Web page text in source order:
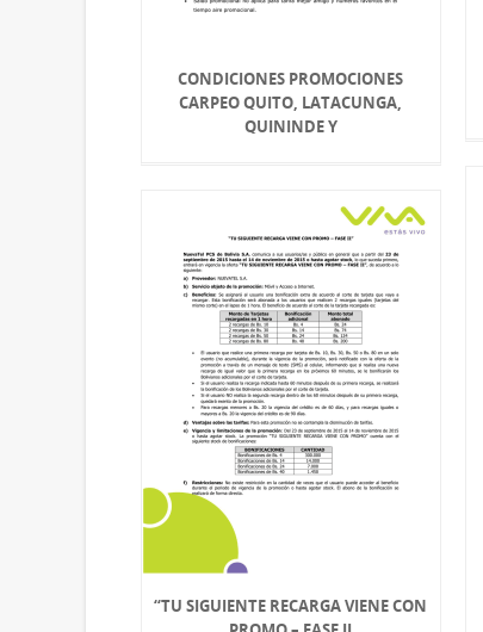
CONDICIONES PROMOCIONES
CARPEO QUITO, LATACUNGA,
QUININDE Y
“TU SIGUIENTE RECARGA VIENE CON